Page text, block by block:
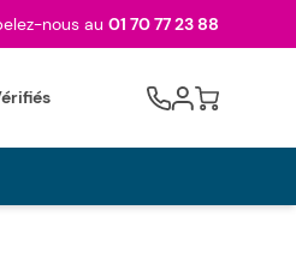
nous au 01 70 77 23 88
Cart